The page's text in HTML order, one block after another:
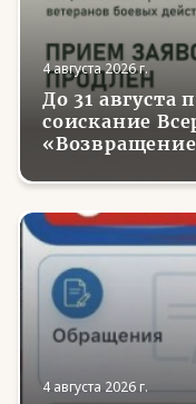
4 августа 2026 г.
До 31 августа
соискание
4 августа 2026 г.